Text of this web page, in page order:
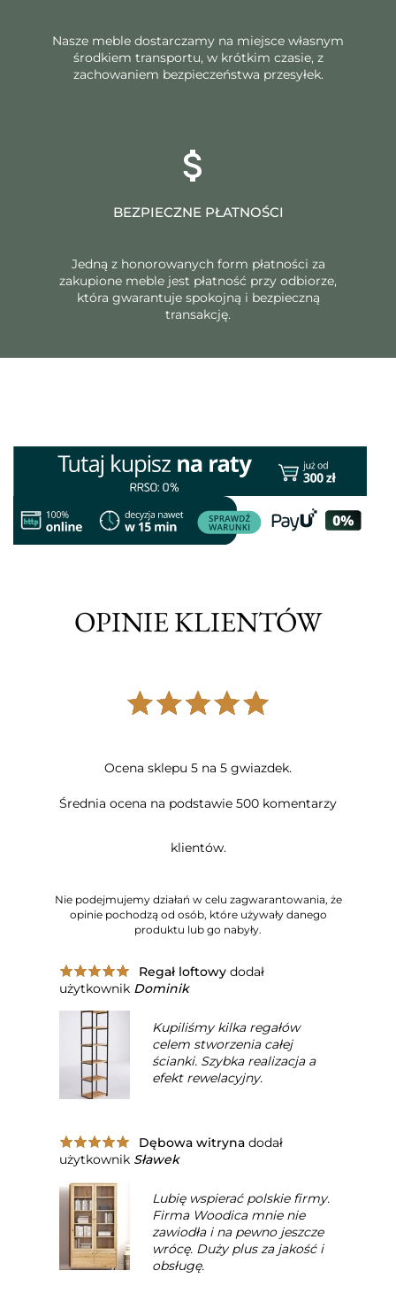
Nasze meble dostarczamy na miejsce własnym
środkiem transportu, w krótkim czasie, z
zachowaniem bezpieczeństwa przesyłek.
BEZPIECZNE PŁATNOŚCI
Jedną z honorowanych form płatności za
zakupione meble jest płatność przy odbiorze,
która gwarantuje spokojną i bezpieczną
transakcję.
OPINIE KLIENTÓW
Ocena sklepu 5 na 5 gwiazdek.
Średnia ocena na podstawie 500 komentarzy
klientów.
Nie podejmujemy działań w celu zagwarantowania, że
opinie pochodzą od osób, które używały danego
produktu lub go nabyły.
Regał loftowydodał
użytkownik Dominik
Kupiliśmy kilka regałów
celem stworzenia całej
ścianki. Szybka realizacja a
efekt rewelacyjny.
Dębowa witrynadodał
użytkownik Sławek
Lubię wspierać polskie firmy.
Firma Woodica mnie nie
zawiodła i na pewno jeszcze
wrócę. Duży plus za jakość i
obsługę.